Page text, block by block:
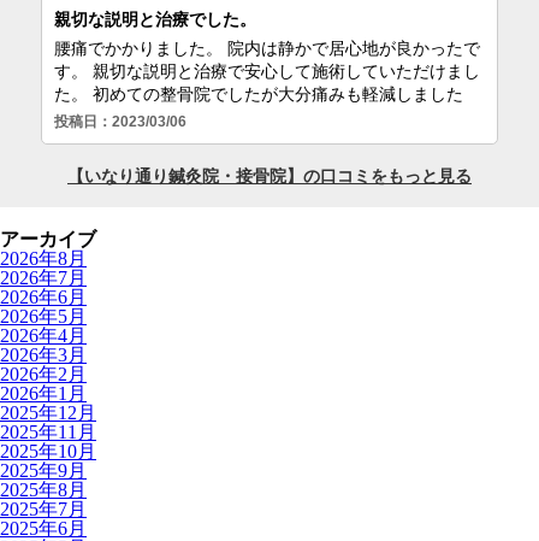
アーカイブ
2026年8月
2026年7月
2026年6月
2026年5月
2026年4月
2026年3月
2026年2月
2026年1月
2025年12月
2025年11月
2025年10月
2025年9月
2025年8月
2025年7月
2025年6月